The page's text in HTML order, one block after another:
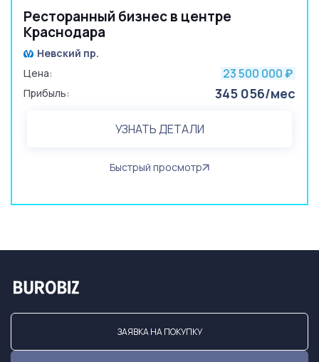
Ресторанный бизнес в центре
Краснодара
Невский пр.
Цена:
23 500 000 ₽
Прибыль: 345 056/мес
УЗНАТЬ ДЕТАЛИ
Быстрый просмотр
ЗАЯВКА НА ПОКУПКУ